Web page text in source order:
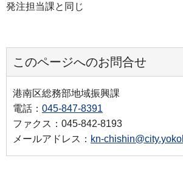
発注担当課と同じ
このページへのお問合せ
港南区総務部地域振興課
電話： 045-847-8391
ファクス：045-842-8193
メールアドレス： kn-